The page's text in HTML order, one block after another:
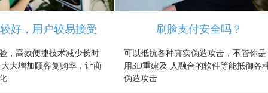
好，用户较易接受
，高效便捷技术减少长时
大增加顾客复购率，让商
刷脸支付安全吗？
可以抵抗各种真实伪造攻击，不管你是
用3D重建及 人融合的软件等能抵御各
伪造攻击